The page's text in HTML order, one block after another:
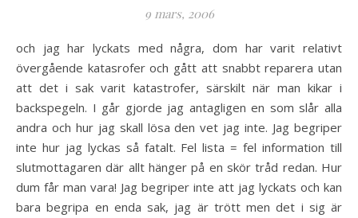
9 mars, 2006
och jag har lyckats med några, dom har varit relativt
övergående katasrofer och gått att snabbt reparera utan
att det i sak varit katastrofer, särskilt när man kikar i
backspegeln. I går gjorde jag antagligen en som slår alla
andra och hur jag skall lösa den vet jag inte. Jag begriper
inte hur jag lyckas så fatalt. Fel lista = fel information till
slutmottagaren där allt hänger på en skör tråd redan. Hur
dum får man vara! Jag begriper inte att jag lyckats och kan
bara begripa en enda sak, jag är trött men det i sig är